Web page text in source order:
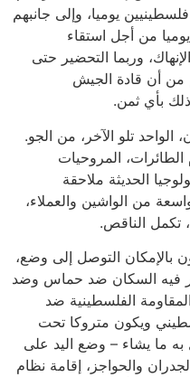
يوميا، وإلى جانبهم
من أجل استقاء
وربما التحضير حتى
من أن قادة الجيش
بأي ثمن.
الواحد تلو الآخر، من الجو.
المروحيات
الحديثة ملاحقة
من الواشين والعملاء،
تكمل الناقص.
بالإمكان التوصل إلى وضع،
فيه السكان ضد حماس وضد
الفلسطينية ضد
ويكون متروكا تحت
به ما يشاء – وضع اليد على
والحواجز، إقامة نظام